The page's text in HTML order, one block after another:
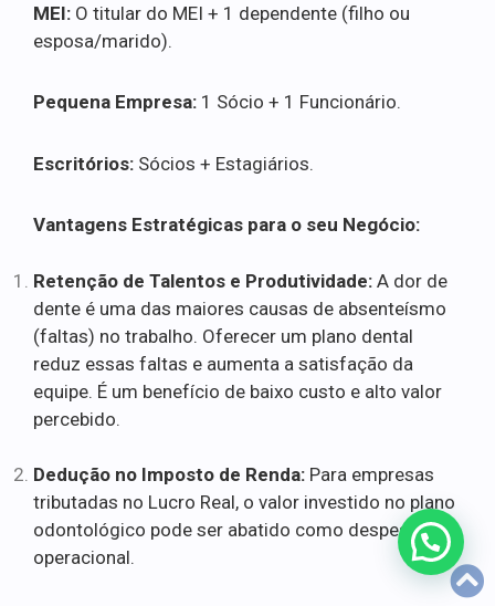
MEI: O titular do MEI + 1 dependente (filho ou
esposa/marido).
Pequena Empresa: 1 Sócio + 1 Funcionário.
Escritórios: Sócios + Estagiários.
Vantagens Estratégicas para o seu Negócio:
Retenção de Talentos e Produtividade: A dor de
dente é uma das maiores causas de absenteísmo
(faltas) no trabalho. Oferecer um plano dental
reduz essas faltas e aumenta a satisfação da
equipe. É um benefício de baixo custo e alto valor
percebido.
Dedução no Imposto de Renda: Para empresas
tributadas no Lucro Real, o valor investido no plano
odontológico pode ser abatido como despesa
operacional.